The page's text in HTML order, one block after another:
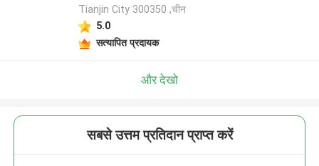
Tianjin City 300350 ,चीन
5.0
सत्यापित प्रदायक
और देखो
सबसे उत्तम प्रतिदान प्राप्त करें